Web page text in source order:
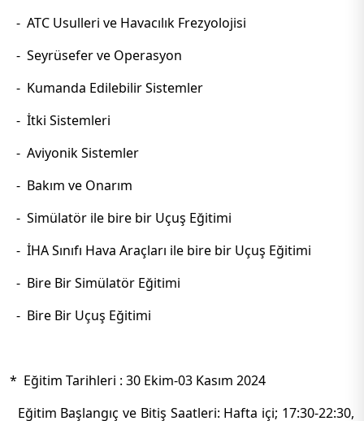
- ATC Usulleri ve Havacılık Frezyolojisi
- Seyrüsefer ve Operasyon
- Kumanda Edilebilir Sistemler
- İtki Sistemleri
- Aviyonik Sistemler
- Bakım ve Onarım
- Simülatör ile bire bir Uçuş Eğitimi
- İHA Sınıfı Hava Araçları ile bire bir Uçuş Eğitimi
- Bire Bir Simülatör Eğitimi
- Bire Bir Uçuş Eğitimi
* Eğitim Tarihleri : 30 Ekim-03 Kasım 2024
Eğitim Başlangıç ve Bitiş Saatleri: Hafta içi; 17:30-22:30,